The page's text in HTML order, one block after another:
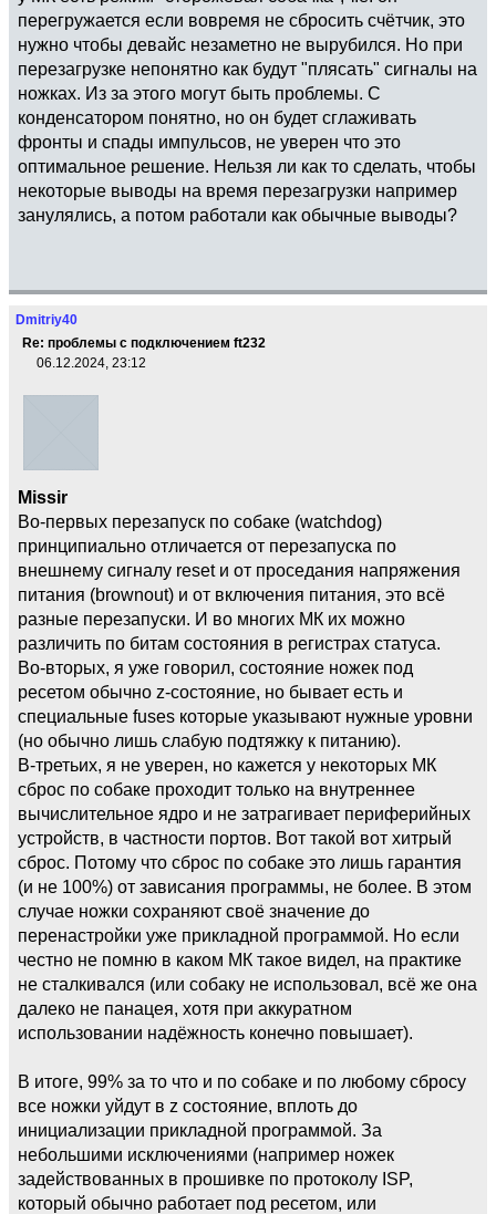
перегружается если вовремя не сбросить счётчик, это
нужно чтобы девайс незаметно не вырубился. Но при
перезагрузке непонятно как будут "плясать" сигналы на
ножках. Из за этого могут быть проблемы. С
конденсатором понятно, но он будет сглаживать
фронты и спады импульсов, не уверен что это
оптимальное решение. Нельзя ли как то сделать, чтобы
некоторые выводы на время перезагрузки например
занулялись, а потом работали как обычные выводы?
Dmitriy40
Re: проблемы с подключением ft232
06.12.2024, 23:12
Missir
Во-первых перезапуск по собаке (watchdog)
принципиально отличается от перезапуска по
внешнему сигналу reset и от проседания напряжения
питания (brownout) и от включения питания, это всё
разные перезапуски. И во многих МК их можно
различить по битам состояния в регистрах статуса.
Во-вторых, я уже говорил, состояние ножек под
ресетом обычно z-состояние, но бывает есть и
специальные fuses которые указывают нужные уровни
(но обычно лишь слабую подтяжку к питанию).
В-третьих, я не уверен, но кажется у некоторых МК
сброс по собаке проходит только на внутреннее
вычислительное ядро и не затрагивает периферийных
устройств, в частности портов. Вот такой вот хитрый
сброс. Потому что сброс по собаке это лишь гарантия
(и не 100%) от зависания программы, не более. В этом
случае ножки сохраняют своё значение до
перенастройки уже прикладной программой. Но если
честно не помню в каком МК такое видел, на практике
не сталкивался (или собаку не использовал, всё же она
далеко не панацея, хотя при аккуратном
использовании надёжность конечно повышает).
В итоге, 99% за то что и по собаке и по любому сбросу
все ножки уйдут в z состояние, вплоть до
инициализации прикладной программой. За
небольшими исключениями (например ножек
задействованных в прошивке по протоколу ISP,
который обычно работает под ресетом, или